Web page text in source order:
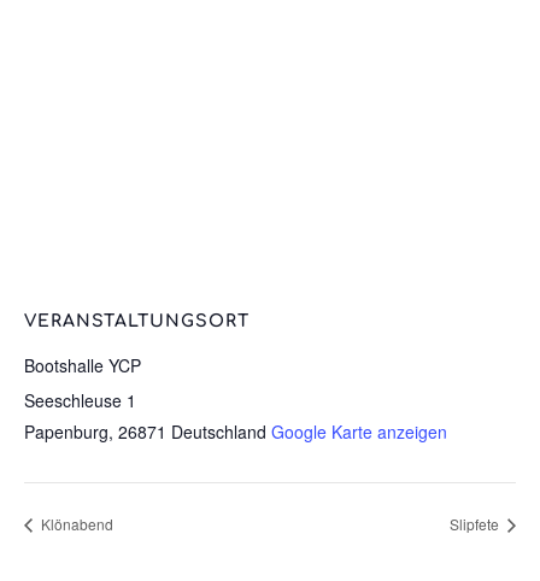
VERANSTALTUNGSORT
Bootshalle YCP
Seeschleuse 1
Papenburg, 26871 Deutschland Google Karte anzeigen
Klönabend Slipfete